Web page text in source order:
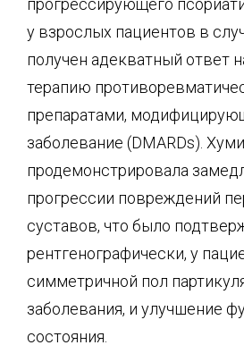
прогрессирующего
у взрослых пациентов в
получен адекватный ответ
терапию
препаратами,
заболевание (DMARDs).
продемонстрировала
прогрессии повреждений
суставов, что было
рентгенографически, у
симметричной пол
заболевания, и улучшение
состояния.